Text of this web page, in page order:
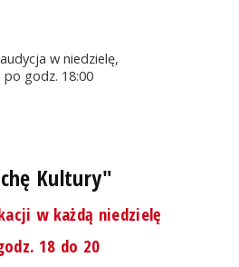
w niedzielę,
po godz. 18:00
Kultury"
w każdą niedzielę
18 do 20